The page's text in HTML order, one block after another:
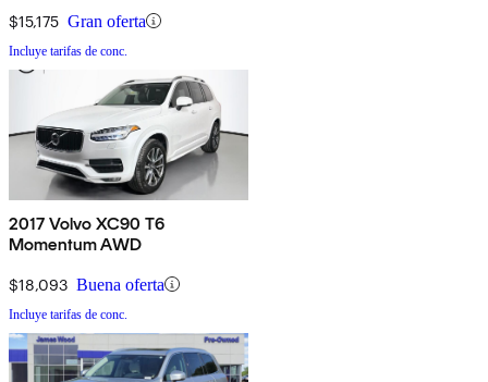
$15,175 Gran oferta
Incluye tarifas de conc.
2017 Volvo XC90 T6
Momentum AWD
$18,093 Buena oferta
Incluye tarifas de conc.